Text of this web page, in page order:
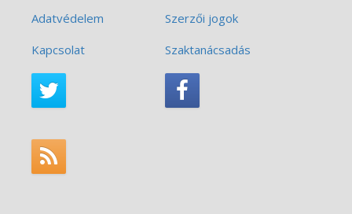
Adatvédelem
Szerzői jogok
Kapcsolat
Szaktanácsadás